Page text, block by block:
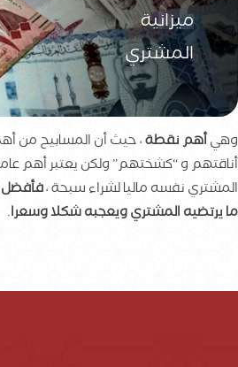
ميزانية
المشتري
وهيأهم نقطة، حيث أن المسابيح من
أناقتهم و “كشختهم” ولكن يعتبر أهم
المشتري نفسه ماليا لشراء سبحة ،
ما يرتضيه المشتري ويعجبه شكلا وسعرا.